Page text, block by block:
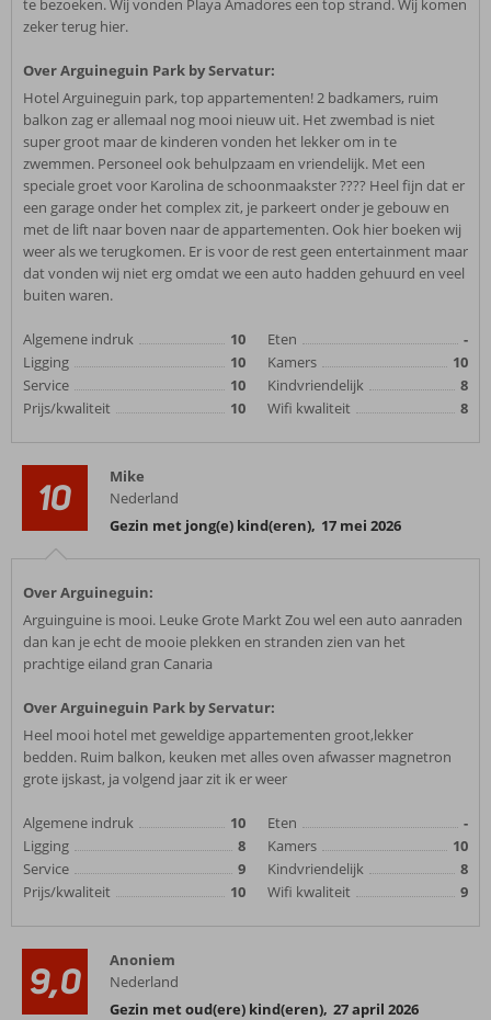
te bezoeken. Wij vonden Playa Amadores een top strand. Wij komen
zeker terug hier.
Over Arguineguin Park by Servatur:
Hotel Arguineguin park, top appartementen! 2 badkamers, ruim
balkon zag er allemaal nog mooi nieuw uit. Het zwembad is niet
super groot maar de kinderen vonden het lekker om in te
zwemmen. Personeel ook behulpzaam en vriendelijk. Met een
speciale groet voor Karolina de schoonmaakster ???? Heel fijn dat er
een garage onder het complex zit, je parkeert onder je gebouw en
met de lift naar boven naar de appartementen. Ook hier boeken wij
weer als we terugkomen. Er is voor de rest geen entertainment maar
dat vonden wij niet erg omdat we een auto hadden gehuurd en veel
buiten waren.
Algemene indruk
10
Ligging
10
Service
10
Prijs/kwaliteit
10
Eten
-
Kamers
10
Kindvriendelijk
8
Wifi kwaliteit
8
10
Mike
Nederland
Gezin met jong(e) kind(eren), 17 mei 2026
Over Arguineguin:
Arguinguine is mooi. Leuke Grote Markt Zou wel een auto aanraden
dan kan je echt de mooie plekken en stranden zien van het
prachtige eiland gran Canaria
Over Arguineguin Park by Servatur:
Heel mooi hotel met geweldige appartementen groot,lekker
bedden. Ruim balkon, keuken met alles oven afwasser magnetron
grote ijskast, ja volgend jaar zit ik er weer
Algemene indruk
10
Ligging
8
Service
9
Prijs/kwaliteit
10
Eten
-
Kamers
10
Kindvriendelijk
8
Wifi kwaliteit
9
9,0
Anoniem
Nederland
Gezin met oud(ere) kind(eren), 27 april 2026